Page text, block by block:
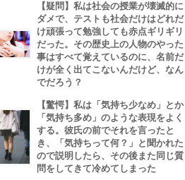
【疑問】私は社会の授業が壊滅的に
ダメで、テストも社会だけはどれだ
け頑張って勉強しても赤点ギリギリ
だった。その歴史上の人物のやった
事はすべて覚えているのに、名前だ
けが全く出てこないんだけど、なん
でだろう？
【驚愕】私は「気持ち少なめ」とか
「気持ち多め」のような表現をよく
する。彼氏の前でそれを言ったと
き、「気持ちって何？」と聞かれた
ので説明したら、その後また同じ質
問をしてきて冷めてしまった